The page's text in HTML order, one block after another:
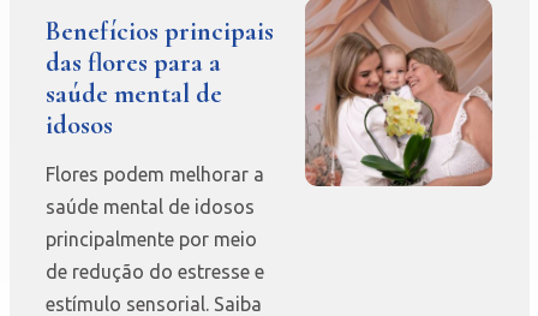
Benefícios principais
das flores para a
saúde mental de
idosos
Flores podem melhorar a
saúde mental de idosos
principalmente por meio
de redução do estresse e
estímulo sensorial. Saiba